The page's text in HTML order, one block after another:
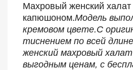
Махровый женский халат
капюшоном.Модель
кремовом цвете.С
тиснением по всей
женский махровый
выгодным ценам, с